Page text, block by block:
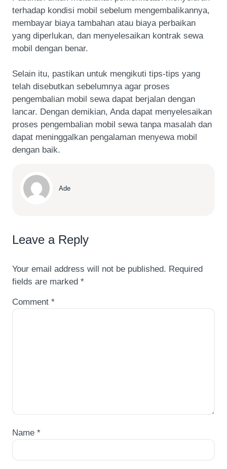
terhadap kondisi mobil sebelum mengembalikannya,
membayar biaya tambahan atau biaya perbaikan
yang diperlukan, dan menyelesaikan kontrak sewa
mobil dengan benar.
Selain itu, pastikan untuk mengikuti tips-tips yang
telah disebutkan sebelumnya agar proses
pengembalian mobil sewa dapat berjalan dengan
lancar. Dengan demikian, Anda dapat menyelesaikan
proses pengembalian mobil sewa tanpa masalah dan
dapat meninggalkan pengalaman menyewa mobil
dengan baik.
Ade
Leave a Reply
Your email address will not be published. Required
fields are marked *
Comment *
Name *